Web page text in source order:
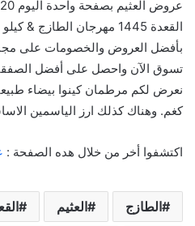
القعدة 1445 مهرجان الطازج
بأفضل العروض والخصومات على
تسوق الآن واحصل على أفضل
كغم. وهناك كذلك ارز الياسمين
اكتشفوا أخر من خلال هده الصفحة :
الطازج العثيم